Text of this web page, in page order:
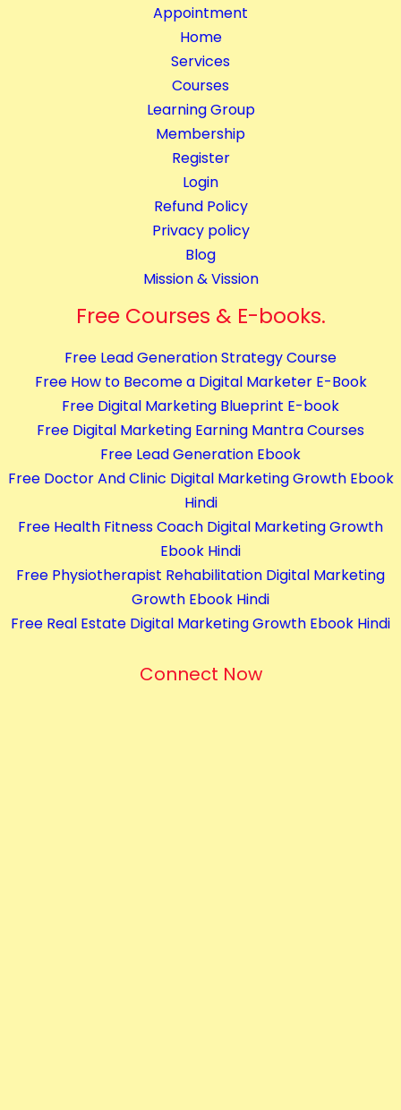
Appointment
Home
Services
Courses
Learning Group
Membership
Register
Login
Refund Policy
Privacy policy
Blog
Mission & Vission
Free Courses & E-books.
Free Lead Generation Strategy Course
Free How to Become a Digital Marketer E-Book
Free Digital Marketing Blueprint E-book
Free Digital Marketing Earning Mantra Courses
Free Lead Generation Ebook
Free Doctor And Clinic Digital Marketing Growth Ebook
Hindi
Free Health Fitness Coach Digital Marketing Growth
Ebook Hindi
Free Physiotherapist Rehabilitation Digital Marketing
Growth Ebook Hindi
Free Real Estate Digital Marketing Growth Ebook Hindi
Connect Now